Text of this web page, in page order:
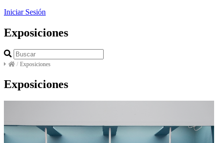
Iniciar Sesión
Exposiciones
/ Exposiciones
Exposiciones